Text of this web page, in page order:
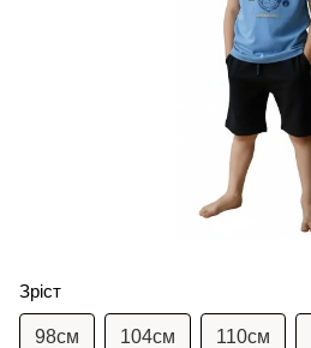
Зріст
98см 104см 110см